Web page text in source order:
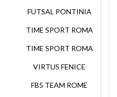
FUTSAL PONTINIA
TIME SPORT ROMA
TIME SPORT ROMA
VIRTUS FENICE
FB5 TEAM ROME